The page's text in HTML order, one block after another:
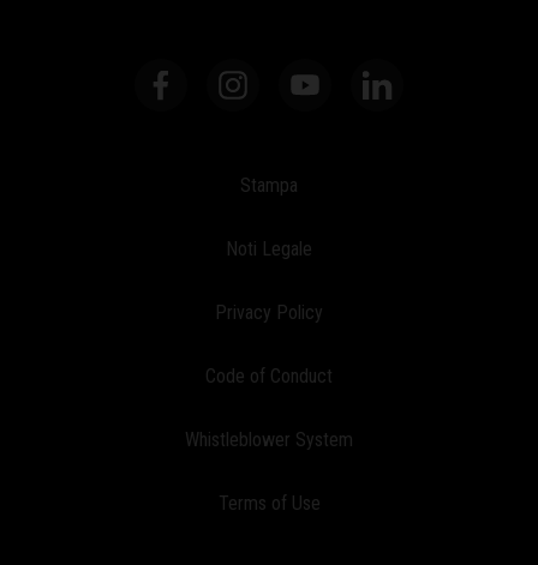
Stampa
Noti Legale
Privacy Policy
Code of Conduct
Whistleblower System
Terms of Use